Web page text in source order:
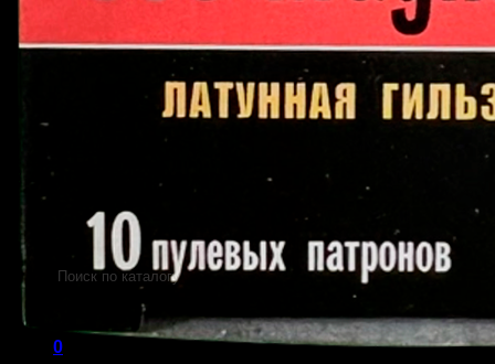
Пистолеты Grand Power
Пистолеты Streamer
Пистолеты Гроза
Пистолеты Макарова
Патроны
Патроны для гладкоствольного оружия
Патроны для нарезного оружия
Патроны для ОООП
Поиск
0